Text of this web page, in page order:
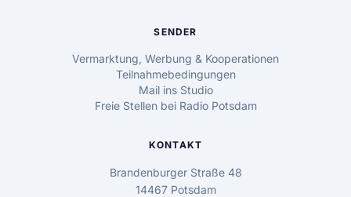
SENDER
Vermarktung, Werbung & Kooperationen
Teilnahmebedingungen
Mail ins Studio
Freie Stellen bei Radio Potsdam
KONTAKT
Brandenburger Straße 48
14467 Potsdam